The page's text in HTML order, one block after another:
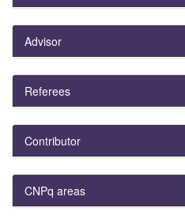
Advisor
Referees
Contributor
CNPq areas